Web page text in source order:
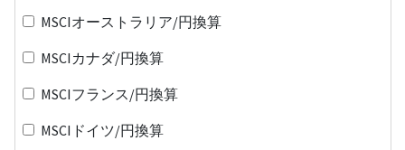
MSCIオーストラリア/円換算
MSCIカナダ/円換算
MSCIフランス/円換算
MSCIドイツ/円換算